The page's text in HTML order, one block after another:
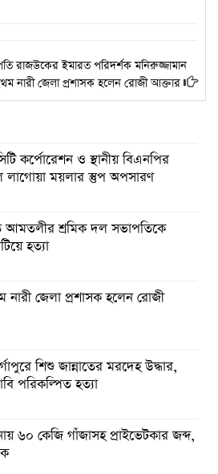
রাজউকের ইমারত পরিদর্শক মনিরুজ্জামান
নারী জেলা প্রশাসক হলেন রোজী আক্তার
কর্পোরেশন ও স্থানীয় বিএনপির
লাগোয়া ময়লার স্তুপ অপসারণ
আমতলীর শ্রমিক দল সভাপতিকে
হত্যা
নারী জেলা প্রশাসক হলেন রোজী
শিশু জান্নাতের মরদেহ উদ্ধার,
পরিকল্পিত হত্যা
৬০ কেজি গাঁজাসহ প্রাইভেটকার জব্দ,